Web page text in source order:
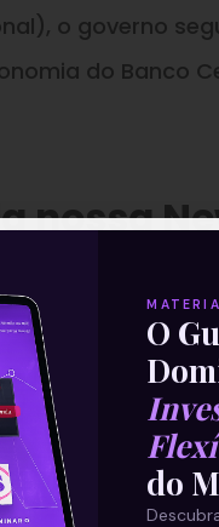
o governo
do Banco
nossa
O
do